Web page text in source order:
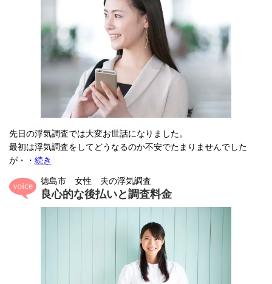
先日の浮気調査では大変お世話になりました。
最初は浮気調査をしてどうなるのか不安でたまりませんでした
が ・・ 続き
徳島市 女性 夫の浮気調査
良心的な後払いと調査料金